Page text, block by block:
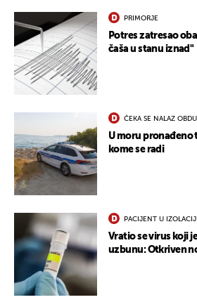
PRIMORJE
Potres zatresao
čaša u stanu iznad"
ČEKA SE NALAZ
U moru pronađeno
kome se radi
PACIJENT U IZOLACIJI
Vratio se virus koji
uzbunu: Otkriven